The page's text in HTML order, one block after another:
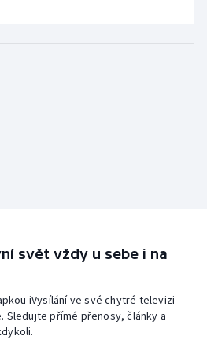
svět vždy u sebe i na
iVysílání ve své chytré televizi
Sledujte přímé přenosy, články a